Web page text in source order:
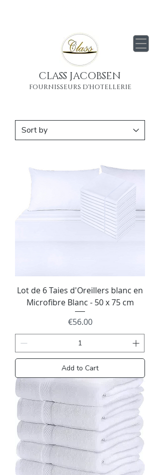
CLASS JACOBSEN
FOURNISSEURS D'HOTELLERIE
Lot de 6 Taies d'Oreillers blanc en
Microfibre Blanc - 50 x 75 cm
Price
€56.00
Add to Cart